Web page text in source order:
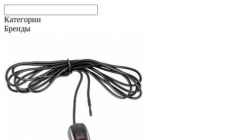
Категории
Бренды